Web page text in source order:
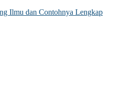
Ilmu dan Contohnya Lengkap